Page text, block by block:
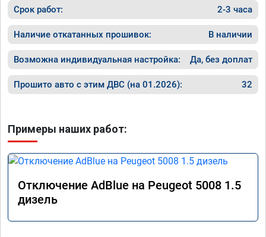
Срок работ: 2-3 часа
Наличие откатанных прошивок: В наличии
Возможна индивидуальная настройка: Да, без доплат
Прошито авто с этим ДВС (на 01.2026): 32
Примеры наших работ:
Отключение AdBlue на Peugeot 5008 1.5
дизель